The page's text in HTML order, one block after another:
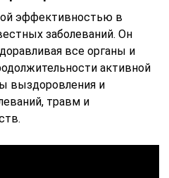
эффективностью в
заболеваний. Он
все органы и
активной
выздоровления и
травм и